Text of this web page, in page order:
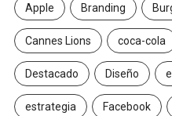
Apple Branding
Cannes Lions coca-cola
Destacado Diseño
estrategia Facebook